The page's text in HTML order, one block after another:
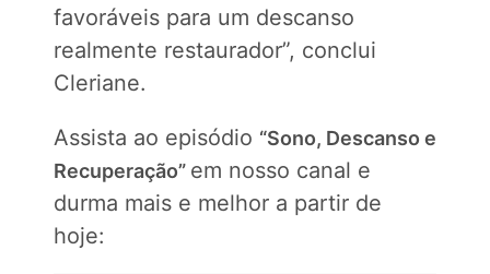
favoráveis para um descanso
realmente restaurador”, conclui
Cleriane.
Assista ao episódio “Sono, Descanso e
Recuperação” em nosso canal e
durma mais e melhor a partir de
hoje: